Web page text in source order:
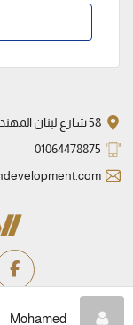
58 شارع لبنان المهندسين الجيزه جمهورية مصر العربية
01064478875
Mohamed